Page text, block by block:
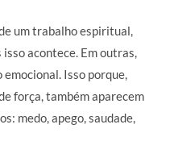
um trabalho espiritual,
acontece. Em outras,
Isso porque,
força, também aparecem
medo, apego, saudade,